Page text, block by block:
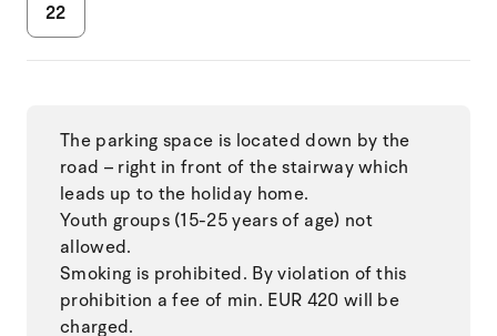
22
The parking space is located down by the
road – right in front of the stairway which
leads up to the holiday home.
Youth groups (15-25 years of age) not
allowed.
Smoking is prohibited. By violation of this
prohibition a fee of min. EUR 420 will be
charged.